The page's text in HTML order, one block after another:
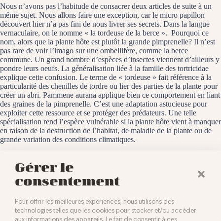
Gérer le
consentement
Pour offrir les meilleures expériences, nous utilisons des
technologies telles que les cookies pour stocker et/ou accéder
Nous n’avons pas l’habitude de consacrer deux articles de suite à un
même sujet. Nous allons faire une exception, car le micro papillon
découvert hier n’a pas fini de nous livrer ses secrets. Dans la langue
vernaculaire, on le nomme « la tordeuse de la berce ». Pourquoi ce
nom, alors que la plante hôte est plutôt la grande pimprenelle? Il n’est
pas rare de voir l’imago sur une ombellifère, comme la berce
commune. Un grand nombre d’espèces d’insectes viennent d’ailleurs y
pondre leurs oeufs. La généralisation liée à la famille des tortricidae
explique cette confusion. Le terme de « tordeuse » fait référence à la
particularité des chenilles de tordre ou lier des parties de la plante pour
créer un abri. Pammene aurana applique bien ce comportement en liant
des graines de la pimprenelle. C’est une adaptation astucieuse pour
exploiter cette ressource et se protéger des prédateurs. Une telle
spécialisation rend l’espèce vulnérable si la plante hôte vient à manquer
en raison de la destruction de l’habitat, de maladie de la plante ou de
grande variation des conditions climatiques.